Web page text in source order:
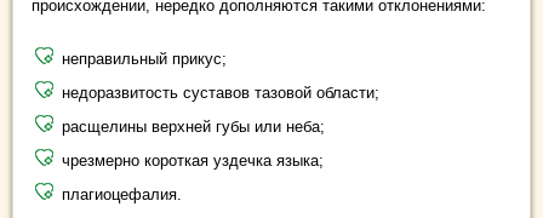
происхождении, нередко дополняются такими отклонениями:
неправильный прикус;
недоразвитость суставов тазовой области;
расщелины верхней губы или неба;
чрезмерно короткая уздечка языка;
плагиоцефалия.